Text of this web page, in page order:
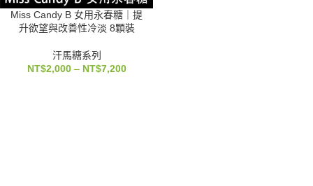
Miss Candy B 女用永春糖｜提
升欲望與改善性冷淡 8顆裝
汗馬糖系列
NT$2,000 – NT$7,200